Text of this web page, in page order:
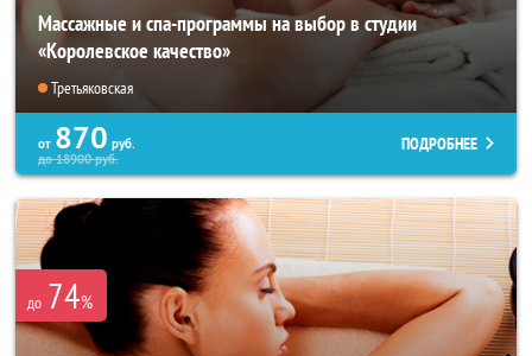
Массажные и спа-программы на выбор в студии
«Королевское качество»
Третьяковская
от 870 руб.
до18900руб.
ПОДРОБНЕЕ
до 74%